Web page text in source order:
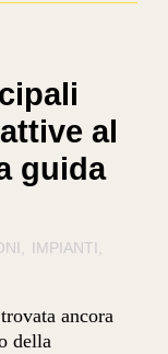
al
guida
IMPIANTI
ancora
della